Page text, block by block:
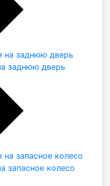
заднюю дверь
запасное колесо